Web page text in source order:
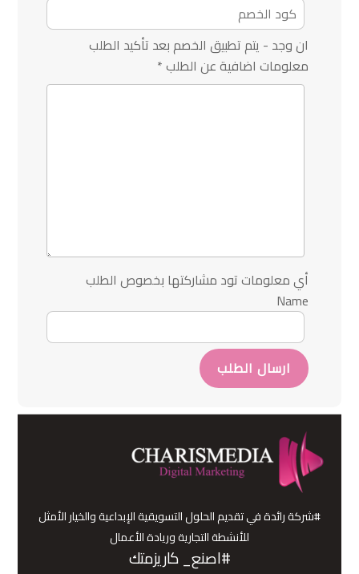
ان وجد - يتم تطبيق الخصم بعد تأكيد الطلب
معلومات اضافية عن الطلب*
أي معلومات تود مشاركتها بخصوص الطلب
Name
ارسال الطلب
#شركة رائدة في تقديم الحلول التسويقية الإبداعية والخيار الأمثل
للأنشطة التجارية وريادة الأعمال
#اصنع_ كاريزمتك